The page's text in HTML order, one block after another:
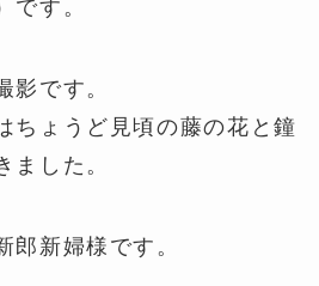
です。
影です。
ちょうど見頃の藤の花と鐘
ました。
郎新婦様です。